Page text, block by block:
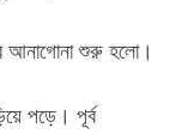
আনাগোনা শুরু হলো।
পড়ে। পূর্ব